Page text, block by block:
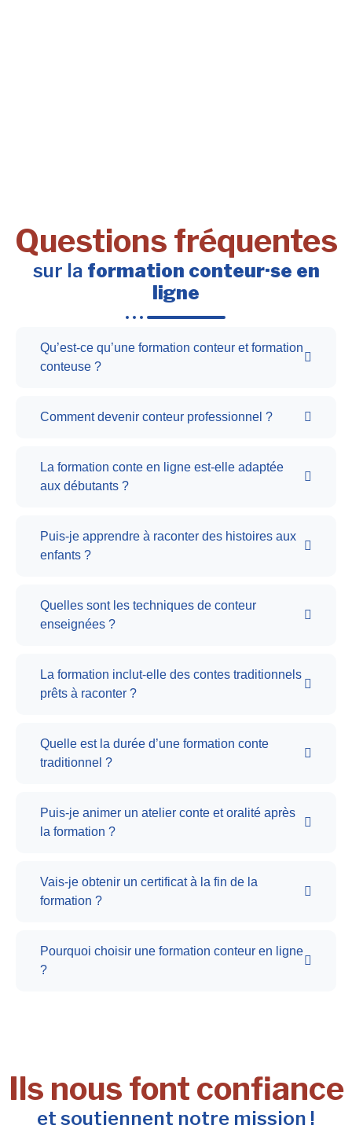
Questions fréquentes
sur la formation conteur·se en
ligne
Qu’est-ce qu’une formation conteur et formation
conteuse ?
Comment devenir conteur professionnel ?
La formation conte en ligne est-elle adaptée
aux débutants ?
Puis-je apprendre à raconter des histoires aux
enfants ?
Quelles sont les techniques de conteur
enseignées ?
La formation inclut-elle des contes traditionnels
prêts à raconter ?
Quelle est la durée d’une formation conte
traditionnel ?
Puis-je animer un atelier conte et oralité après
la formation ?
Vais-je obtenir un certificat à la fin de la
formation ?
Pourquoi choisir une formation conteur en ligne
?
Ils nous font confiance
et soutiennent notre mission !